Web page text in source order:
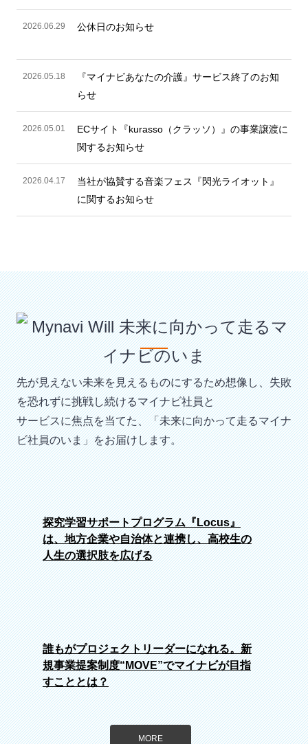
2026.06.29 公休日のお知らせ
2026.05.18
『マイナビあなたの介護』サービス終了のお知
らせ
2026.05.01
ECサイト『kurasso（クラッソ）』の事業譲渡に
関するお知らせ
2026.04.17
当社が協賛する音楽フェス『閃光ライオット』
に関するお知らせ
先が見えない未来を見えるものにするため想像し、失敗
を恐れずに挑戦し続けるマイナビ社員と
サービスに焦点を当てた、「未来に向かって走るマイナ
ビ社員のいま」をお届けします。
探究学習サポートプログラム『Locus』
は、地方企業や自治体と連携し、高校生の
人生の選択肢を広げる
誰もがプロジェクトリーダーになれる。新
規事業提案制度“MOVE”でマイナビが目指
すこととは？
MORE